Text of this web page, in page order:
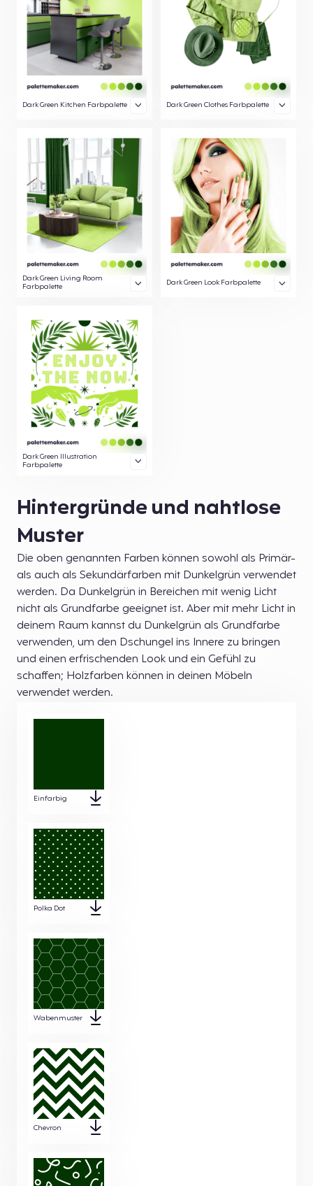
Dark Green Kitchen Farbpalette Dark Green Clothes Farbpalette
Dark Green Living Room
Farbpalette
Dark Green Look Farbpalette
Dark Green Illustration
Farbpalette
Hintergründe und nahtlose
Muster
Die oben genannten Farben können sowohl als Primär-
als auch als Sekundärfarben mit Dunkelgrün verwendet
werden. Da Dunkelgrün in Bereichen mit wenig Licht
nicht als Grundfarbe geeignet ist. Aber mit mehr Licht in
deinem Raum kannst du Dunkelgrün als Grundfarbe
verwenden, um den Dschungel ins Innere zu bringen
und einen erfrischenden Look und ein Gefühl zu
schaffen; Holzfarben können in deinen Möbeln
verwendet werden.
Einfarbig
Polka Dot
Wabenmuster
Chevron